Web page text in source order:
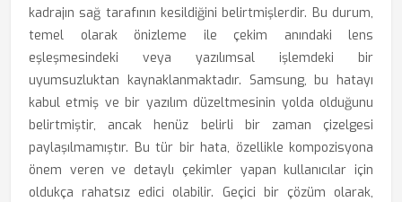
kadrajın sağ tarafının kesildiğini belirtmişlerdir. Bu durum,
temel olarak önizleme ile çekim anındaki lens
eşleşmesindeki veya yazılımsal işlemdeki bir
uyumsuzluktan kaynaklanmaktadır. Samsung, bu hatayı
kabul etmiş ve bir yazılım düzeltmesinin yolda olduğunu
belirtmiştir, ancak henüz belirli bir zaman çizelgesi
paylaşılmamıştır. Bu tür bir hata, özellikle kompozisyona
önem veren ve detaylı çekimler yapan kullanıcılar için
oldukça rahatsız edici olabilir. Geçici bir çözüm olarak,